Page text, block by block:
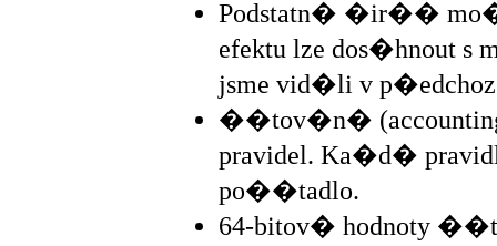
Podstatn� �ir��
efektu lze dos�hnout
jsme vid�li v
��tov�n�
pravidel. Ka�d�
po��tadlo.
64-bitov� hodnoty